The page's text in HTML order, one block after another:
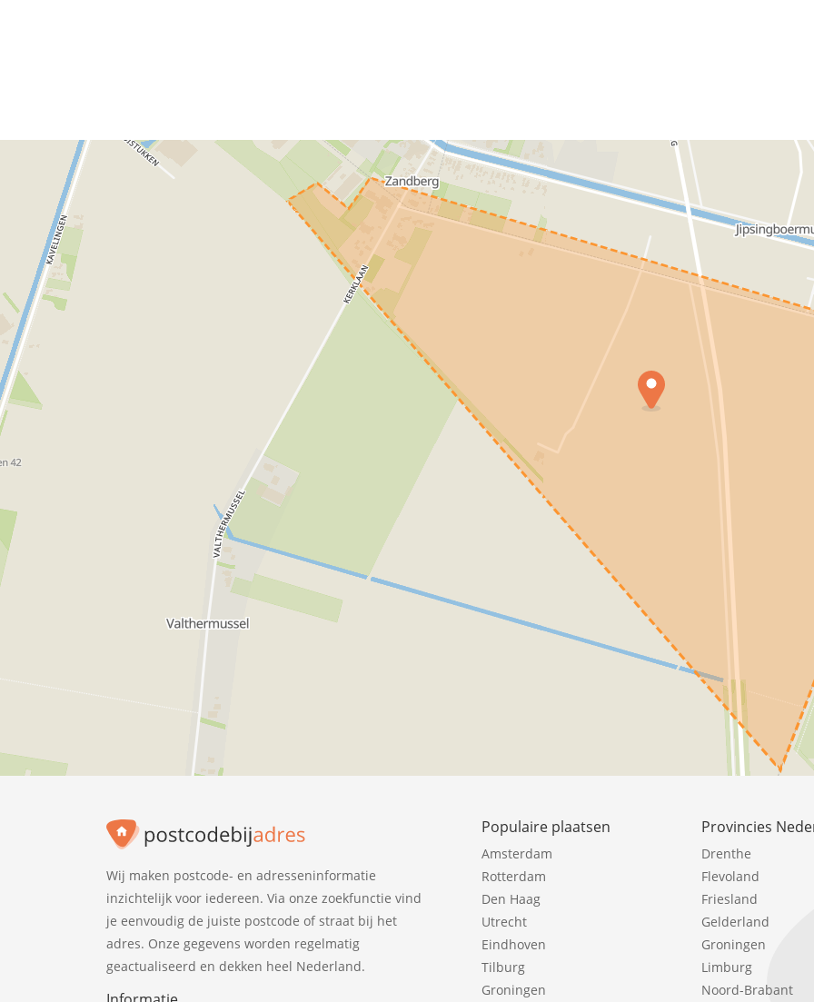
Wij maken postcode- en adresseninformatie
inzichtelijk voor iedereen. Via onze zoekfunctie vind
je eenvoudig de juiste postcode of straat bij het
adres. Onze gegevens worden regelmatig
geactualiseerd en dekken heel Nederland.
Populaire plaatsen
Amsterdam
Rotterdam
Den Haag
Utrecht
Eindhoven
Tilburg
Groningen
Provincies
Drenthe
Flevoland
Friesland
Gelderland
Groningen
Limburg
Noord-Brabant